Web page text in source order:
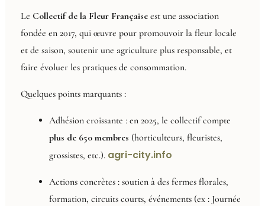
Le Collectif de la Fleur Françaiseest une association
fondée en 2017, qui œuvre pour promouvoir la fleur locale
et de saison, soutenir une agriculture plus responsable, et
faire évoluer les pratiques de consommation.
Quelques points marquants :
Adhésion croissante : en 2025, le collectif compte
plus de 650 membres (horticulteurs, fleuristes,
grossistes, etc.). agri-city.info
Actions concrètes : soutien à des fermes florales,
formation, circuits courts, événements (ex : Journée